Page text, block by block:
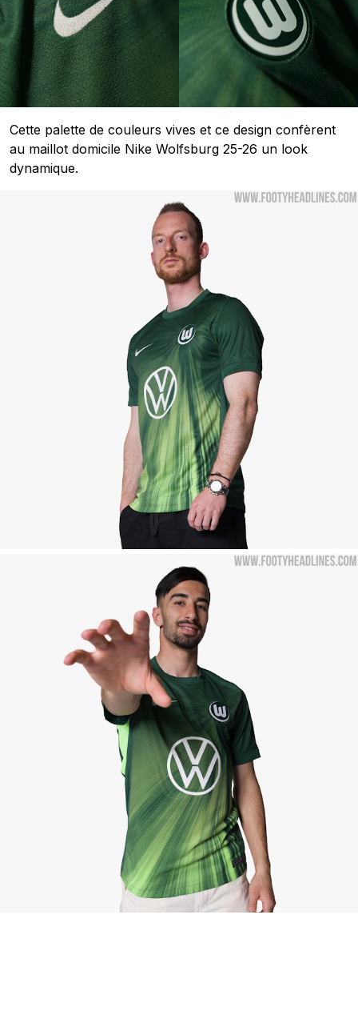
Cette palette de couleurs vives et ce design confèrent
au maillot domicile Nike Wolfsburg 25-26 un look
dynamique.